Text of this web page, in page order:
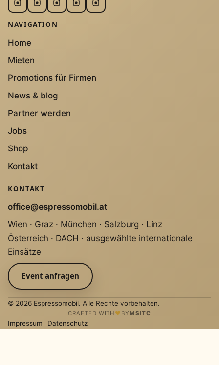
NAVIGATION
Home
Mieten
Promotions für Firmen
News & blog
Partner werden
Jobs
Shop
Kontakt
KONTAKT
office@espressomobil.at
Wien · Graz · München · Salzburg · Linz
Österreich · DACH · ausgewählte internationale
Einsätze
Event anfragen
© 2026 Espressomobil. Alle Rechte vorbehalten.
CRAFTED WITH ♥ BYMSITC
Impressum Datenschutz